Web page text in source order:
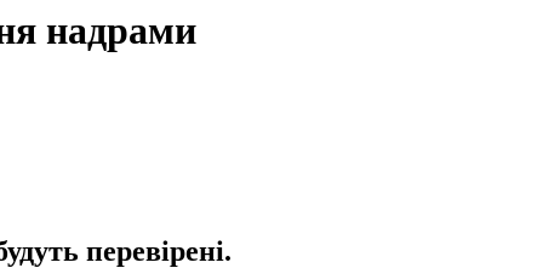
надрами
перевірені.